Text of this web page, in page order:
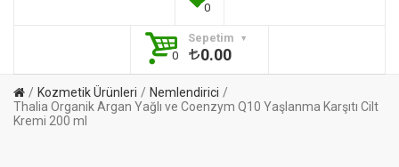
0
Sepetim
0
0.00
Kozmetik Ürünleri
Nemlendirici
Thalia Organik Argan Yağlı ve Coenzym Q10 Yaşlanma Karşıtı Cilt
Kremi 200 ml